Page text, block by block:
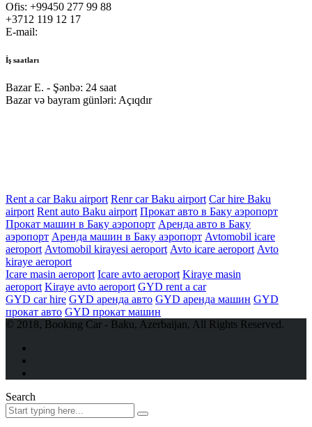
Ofis: +99450 277 99 88
+3712 119 12 17
E-mail:
İş saatları
Bazar E. - Şənbə: 24 saat
Bazar və bayram günləri: Açıqdır
Rent a car Baku airport Renr car Baku airport Car hire Baku
airport Rent auto Baku airport Прокат авто в Баку аэропорт
Прокат машин в Баку аэропорт Аренда авто в Баку
аэропорт Аренда машин в Баку аэропорт Avtomobil icare
aeroport Avtomobil kirayesi aeroport Avto icare aeroport Avto
kiraye aeroport
Icare masin aeroport Icare avto aeroport Kiraye masin
aeroport Kiraye avto aeroport GYD rent a car
GYD car hire GYD аренда авто GYD аренда машин GYD
прокат авто GYD прокат машин
© 2018, Booking Car - Baku, Azerbaijan, All Rights Reserved.
Search